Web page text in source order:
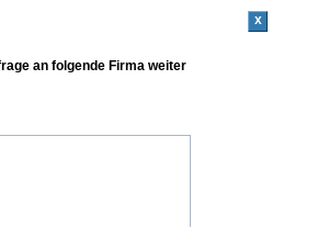
x
an folgende Firma weiter